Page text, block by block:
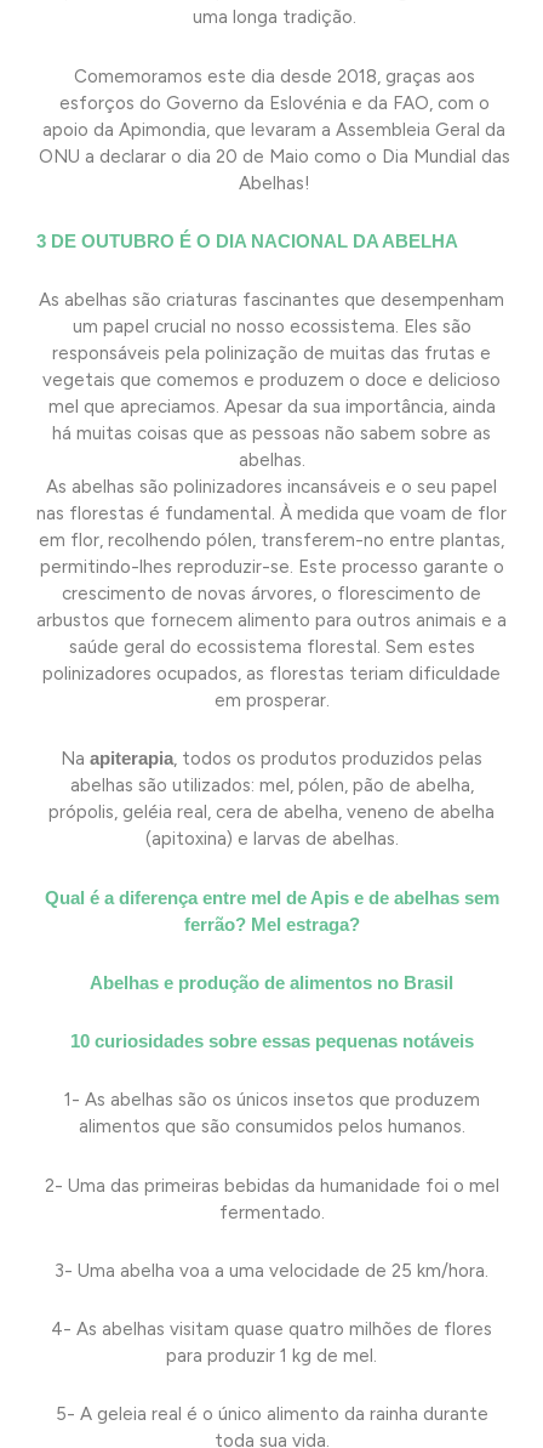
uma longa tradição.
Comemoramos este dia desde 2018, graças aos
esforços do Governo da Eslovénia e da FAO, com o
apoio da Apimondia, que levaram a Assembleia Geral da
ONU a declarar o dia 20 de Maio como o Dia Mundial das
Abelhas!
3 DE OUTUBRO É O DIA NACIONAL DA ABELHA
As abelhas são criaturas fascinantes que desempenham
um papel crucial no nosso ecossistema. Eles são
responsáveis pela polinização de muitas das frutas e
vegetais que comemos e produzem o doce e delicioso
mel que apreciamos. Apesar da sua importância, ainda
há muitas coisas que as pessoas não sabem sobre as
abelhas.
As abelhas são polinizadores incansáveis e o seu papel
nas florestas é fundamental. À medida que voam de flor
em flor, recolhendo pólen, transferem-no entre plantas,
permitindo-lhes reproduzir-se. Este processo garante o
crescimento de novas árvores, o florescimento de
arbustos que fornecem alimento para outros animais e a
saúde geral do ecossistema florestal. Sem estes
polinizadores ocupados, as florestas teriam dificuldade
em prosperar.
Na apiterapia, todos os produtos produzidos pelas
abelhas são utilizados: mel, pólen, pão de abelha,
própolis, geléia real, cera de abelha, veneno de abelha
(apitoxina) e larvas de abelhas.
Qual é a diferença entre mel de Apis e de abelhas sem
ferrão? Mel estraga?
Abelhas e produção de alimentos no Brasil
10 curiosidades sobre essas pequenas notáveis
1- As abelhas são os únicos insetos que produzem
alimentos que são consumidos pelos humanos.
2- Uma das primeiras bebidas da humanidade foi o mel
fermentado.
3- Uma abelha voa a uma velocidade de 25 km/hora.
4- As abelhas visitam quase quatro milhões de flores
para produzir 1 kg de mel.
5- A geleia real é o único alimento da rainha durante
toda sua vida.